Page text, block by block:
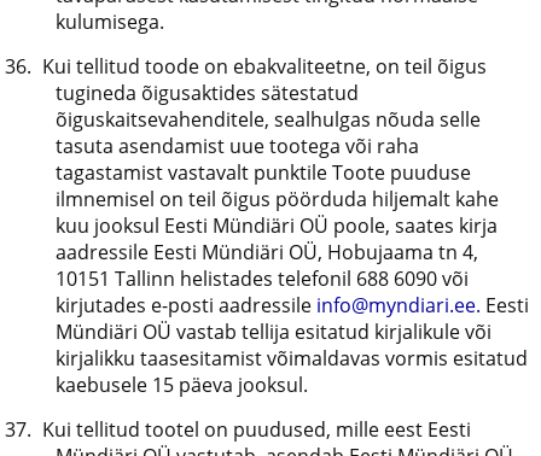
kulumisega.
Kui tellitud toode on ebakvaliteetne, on teil õigus
tugineda õigusaktides sätestatud
õiguskaitsevahenditele, sealhulgas nõuda selle
tasuta asendamist uue tootega või raha
tagastamist vastavalt punktile Toote puuduse
ilmnemisel on teil õigus pöörduda hiljemalt kahe
kuu jooksul Eesti Mündiäri OÜ poole, saates kirja
aadressile Eesti Mündiäri OÜ, Hobujaama tn 4,
10151 Tallinn helistades telefonil 688 6090 või
kirjutades e-posti aadressile info@myndiari.ee. Eesti
Mündiäri OÜ vastab tellija esitatud kirjalikule või
kirjalikku taasesitamist võimaldavas vormis esitatud
kaebusele 15 päeva jooksul.
Kui tellitud tootel on puudused, mille eest Eesti